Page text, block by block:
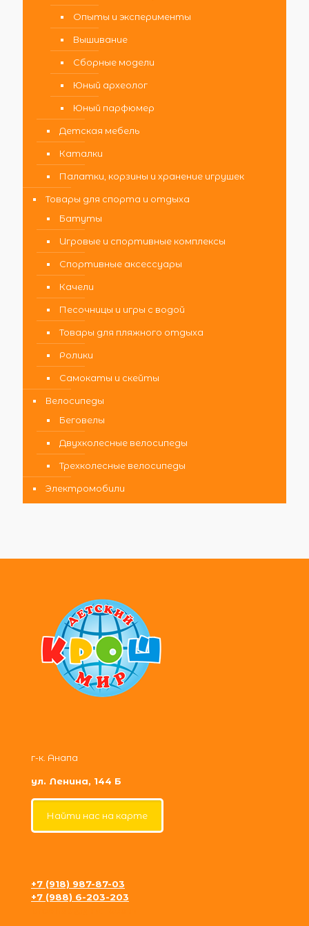
Опыты и эксперименты
Вышивание
Сборные модели
Юный археолог
Юный парфюмер
Детская мебель
Каталки
Палатки, корзины и хранение игрушек
Товары для спорта и отдыха
Батуты
Игровые и спортивные комплексы
Спортивные аксессуары
Качели
Песочницы и игры с водой
Товары для пляжного отдыха
Ролики
Самокаты и скейты
Велосипеды
Беговелы
Двухколесные велосипеды
Трехколесные велосипеды
Электромобили
г-к. Анапа
ул. Ленина, 144 Б
Найти нас на карте
+7 (918) 987-87-03
+7 (988) 6-203-203